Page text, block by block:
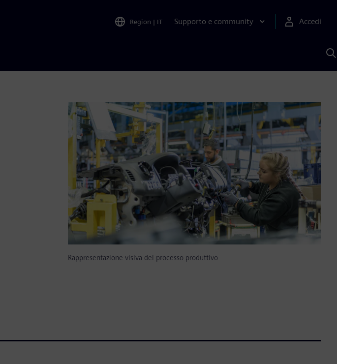
Region | IT Supporto e community Accedi
Rappresentazione visiva del processo produttivo